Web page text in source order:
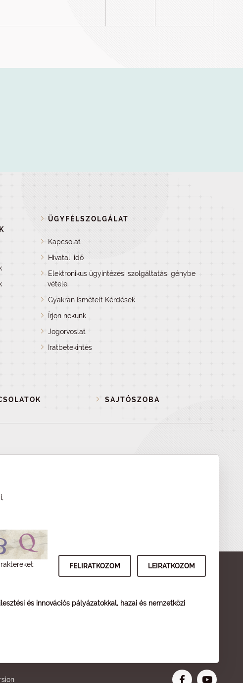
ÜGYFÉLSZOLGÁLAT
Kapcsolat
Hivatali idő
Elektronikus ügyintézési szolgáltatás igénybe
vétele
Gyakran Ismételt Kérdések
Írjon nekünk
Jogorvoslat
Iratbetekintés
SAJTÓSZOBA
és innovációs pályázatokkal, hazai és nemzetközi